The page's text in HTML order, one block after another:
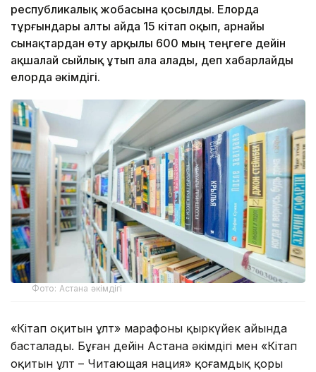
республикалық жобасына қосылды. Елорда
тұрғындары алты айда 15 кітап оқып, арнайы
сынақтардан өту арқылы 600 мың теңгеге дейін
ақшалай сыйлық ұтып ала алады, деп хабарлайды
елорда әкімдігі.
Фото: Астана әкімдігі
«Кітап оқитын ұлт» марафоны қыркүйек айында
басталады. Бұған дейін Астана әкімдігі мен «Кітап
оқитын ұлт – Читающая нация» қоғамдық қоры